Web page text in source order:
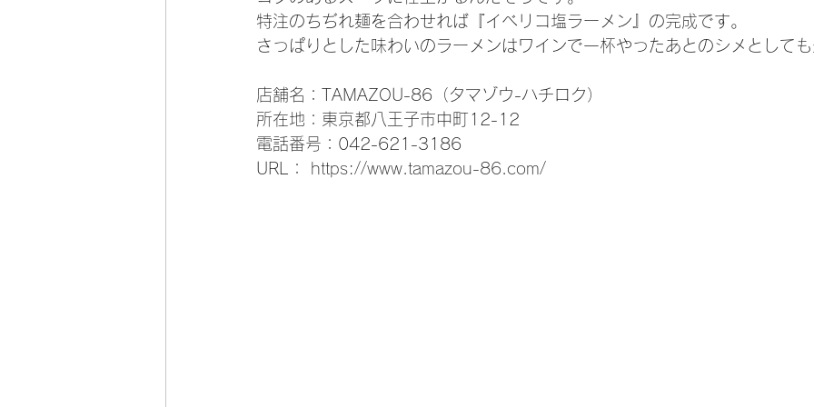
特注のちぢれ麺を合わせれば『イベリコ塩ラーメン』の完成です。
さっぱりとした味わいのラーメンはワインで一杯やったあとのシメとしても
店舗名：TAMAZOU-86（タマゾウ-ハチロク）
所在地：東京都八王子市中町12-12
電話番号：042-621-3186
URL：
https://www.tamazou-86.com/